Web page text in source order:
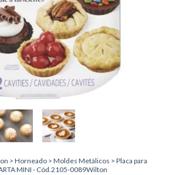
> Horneado > Moldes Metálicos > Placa para
MINI - Cód.2105-0089Wilton